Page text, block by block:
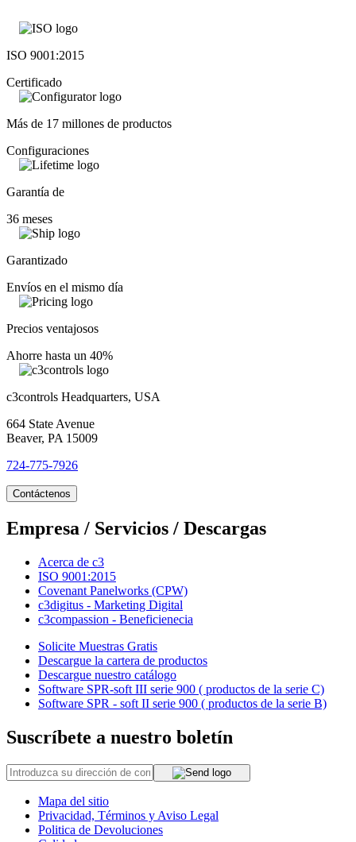
ISO 9001:2015
Certificado
Más de 17 millones de productos
Configuraciones
Garantía de
36 meses
Garantizado
Envíos en el mismo día
Precios ventajosos
Ahorre hasta un 40%
c3controls Headquarters, USA
664 State Avenue
Beaver, PA 15009
724-775-7926
Contáctenos
Empresa / Servicios / Descargas
Acerca de c3
ISO 9001:2015
Covenant Panelworks (CPW)
c3digitus - Marketing Digital
c3compassion - Beneficienecia
Solicite Muestras Gratis
Descargue la cartera de productos
Descargue nuestro catálogo
Software SPR-soft III serie 900 ( productos de la serie C)
Software SPR - soft II serie 900 ( productos de la serie B)
Suscríbete a nuestro boletín
Mapa del sitio
Privacidad, Términos y Aviso Legal
Politica de Devoluciones